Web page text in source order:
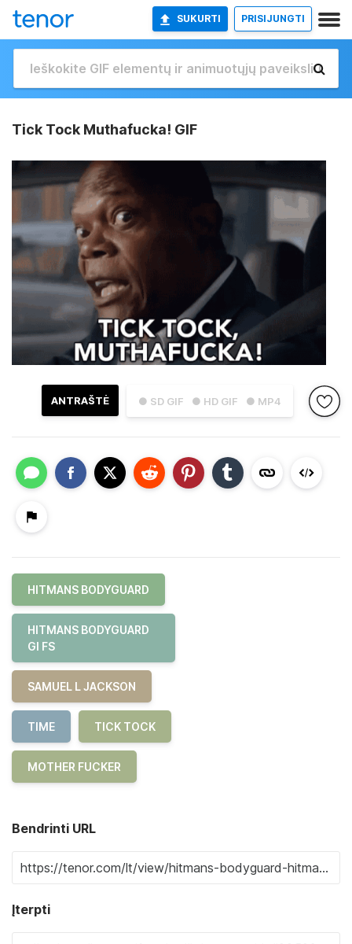
SUKURTI PRISIJUNGTI
Tick Tock Muthafucka! GIF
● SD GIF ● HD GIF ● MP4
ANTRAŠTĖ
HITMANS BODYGUARD
HITMANS BODYGUARD
GI FS
SAMUEL L JACKSON
TIME TICK TOCK
MOTHER FUCKER
Bendrinti URL
Įterpti